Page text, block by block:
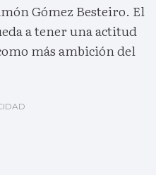
Gómez Besteiro. El
a tener una actitud
más ambición del